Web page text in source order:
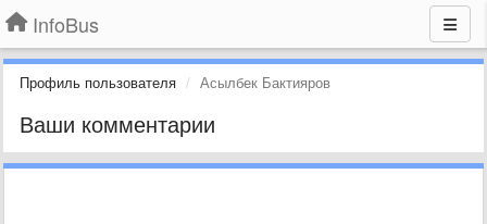
InfoBus
Профиль пользователя Асылбек Бактияров
Ваши комментарии